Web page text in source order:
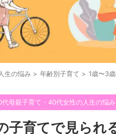
生の悩み > 年齢別子育て > 1歳〜3
代母親子育て・40代女性の人生の悩み
子育てで見られ